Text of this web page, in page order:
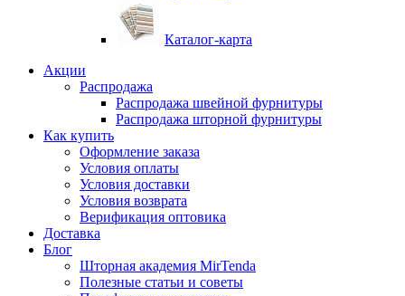
Каталог-карта
Акции
Распродажа
Распродажа швейной фурнитуры
Распродажа шторной фурнитуры
Как купить
Оформление заказа
Условия оплаты
Условия доставки
Условия возврата
Верификация оптовика
Доставка
Блог
Шторная академия MirTenda
Полезные статьи и советы